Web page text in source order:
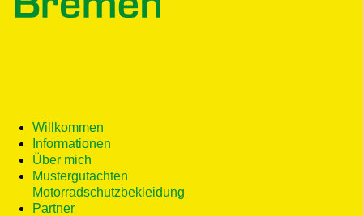
Willkommen
Informationen
Über mich
Mustergutachten
Motorradschutzbekleidung
Partner